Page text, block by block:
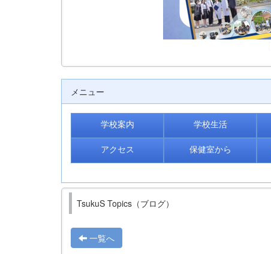
メニュー
学校案内 学校生活
アクセス 保健室から
TsukuS Topics（ブログ）
一覧へ